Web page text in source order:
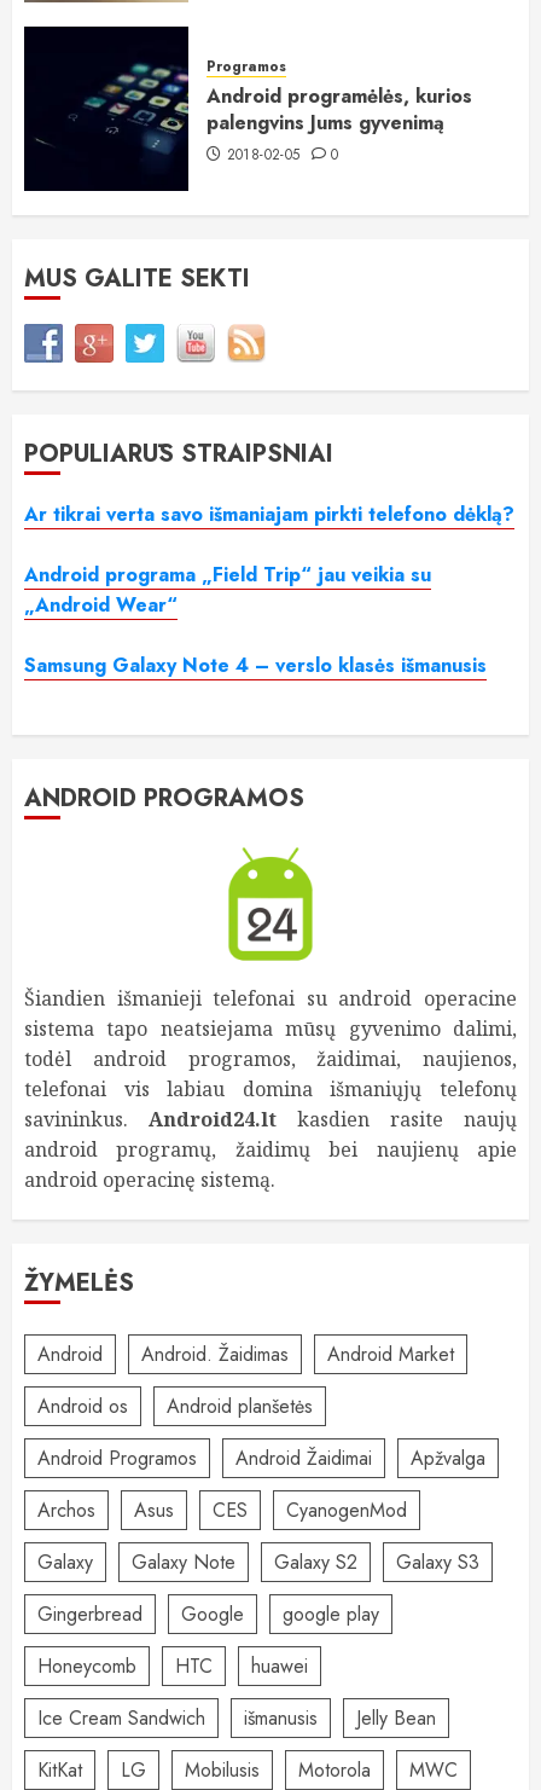
Programos
Android programėlės, kurios
palengvins Jums gyvenimą
2018-02-05 0
MUS GALITE SEKTI
POPULIARŪS STRAIPSNIAI
Ar tikrai verta savo išmaniajam pirkti telefono dėklą?
Android programa „Field Trip“ jau veikia su
„Android Wear“
Samsung Galaxy Note 4 – verslo klasės išmanusis
ANDROID PROGRAMOS
Šiandien išmanieji telefonai su android operacine
sistema tapo neatsiejama mūsų gyvenimo dalimi,
todėl android programos, žaidimai, naujienos,
telefonai vis labiau domina išmaniųjų telefonų
savininkus. Android24.lt kasdien rasite naujų
android programų, žaidimų bei naujienų apie
android operacinę sistemą.
ŽYMELĖS
Android Android. Žaidimas
Android Market
Android os
Android planšetės
Android Programos
Android Žaidimai
Apžvalga
Archos
Asus CES
CyanogenMod
Galaxy
Galaxy Note Galaxy S2
Galaxy S3
Gingerbread
Google
google play
Honeycomb
HTC
huawei
Ice Cream Sandwich
išmanusis
Jelly Bean
KitKat
LG Mobilusis Motorola
MWC